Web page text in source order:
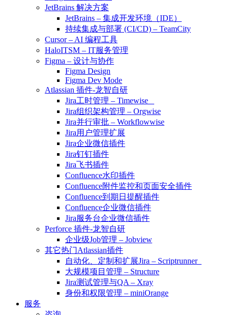
JetBrains 解决方案
JetBrains – 集成开发环境（IDE）
持续集成与部署 (CI/CD) – TeamCity
Cursor – AI 编程工具
HaloITSM – IT服务管理
Figma – 设计与协作
Figma Design
Figma Dev Mode
Atlassian 插件-龙智自研
Jira工时管理 – Timewise
Jira组织架构管理 – Orgwise
Jira并行审批 – Workflowwise
Jira用户管理扩展
Jira企业微信插件
Jira钉钉插件
Jira飞书插件
Confluence水印插件
Confluence附件监控和页面安全插件
Confluence到期日提醒插件
Confluence企业微信插件
Jira服务台企业微信插件
Perforce 插件-龙智自研
企业级Job管理 – Jobview
其它热门Atlassian插件
自动化、定制和扩展Jira – Scriptrunner
大规模项目管理 – Structure
Jira测试管理与QA – Xray
身份和权限管理 – miniOrange
服务